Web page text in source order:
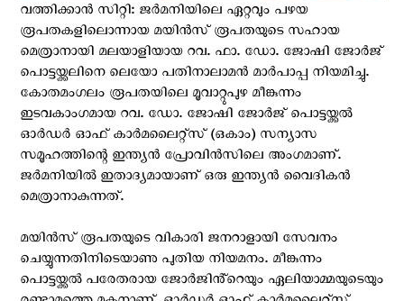
വത്തിക്കാൻ സിറ്റി: ജർമനിയിലെ ഏറ്റവും പഴയ
രൂപതകളിലൊന്നായ മയിൻസ് രൂപതയുടെ സഹായ
മെത്രാനായി മലയാളിയായ റവ. ഫാ. ഡോ. ജോഷി ജോർജ്
പൊട്ടയ്ക്കലിനെ ലെയോ പതിനാലാമൻ മാർപാപ്പ നിയമിച്ചു.
കോതമംഗലം രൂപതയിലെ മൂവാറ്റുപുഴ മീങ്കുന്നം
ഇടവകാംഗമായ റവ. ഡോ. ജോഷി ജോർജ് പൊട്ടയ്ക്കല്‍
ഓർഡർ ഓഫ് കാർമലൈറ്റ്സ് (ഒകാം) സന്യാസ
സമൂഹത്തിന്റെ ഇന്ത്യൻ പ്രോവിൻസിലെ അംഗമാണ്.
ജർമനിയിൽ ഇതാദ്യമായാണ് ഒരു ഇന്ത്യൻ വൈദികൻ
മെത്രാനാകുന്നത്.
മയിൻസ് രൂപതയുടെ വികാരി ജനറാളായി സേവനം
ചെയ്യുന്നതിനിടെയാണു പുതിയ നിയമനം. മീങ്കുന്നം
പൊട്ടയ്ക്കൽ പരേതരായ ജോർജിൻ്റെയും ഏലിയാമ്മയുടെയും